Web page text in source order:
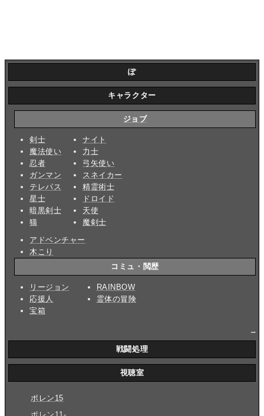
ぽ
キャラクター
ジョブ
剣士
魔法使い
忍者
ガンマン
テレパス
星士
暗黒剣士
猫
ナイト
力士
弓矢使い
スネイカー
精霊術士
ドロイド
天使
魔剣士
アドベンチャー
木こり
コミュ・閲歴
リージョン
応援人
宝箱
RAINBOW
霊体の冒険
戦闘処理
視聴室
ポレン15